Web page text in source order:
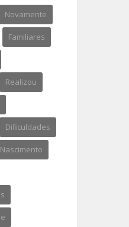
Novamente
Familiares
Realizou
Dificuldades
Nascimento